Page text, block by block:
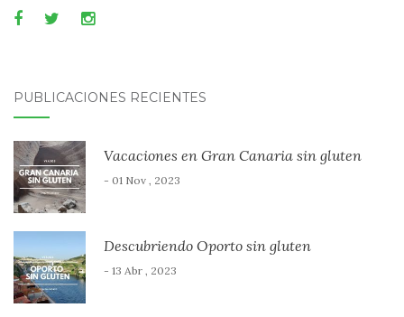
PUBLICACIONES RECIENTES
Vacaciones en Gran Canaria sin gluten
- 01 Nov , 2023
Descubriendo Oporto sin gluten
- 13 Abr , 2023